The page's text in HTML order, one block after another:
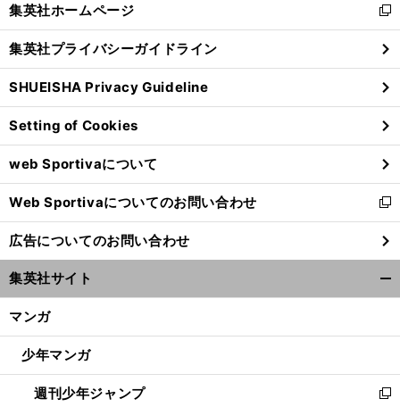
閉
る
集英社ホームページ
新
し
い
ウ
ィ
ン
ド
ウ
で
開
く
集英社プライバシーガイドライン
SHUEISHA Privacy Guideline
Setting of Cookies
web Sportivaについて
Web Sportivaについてのお問い合わせ
新
し
い
ウ
ィ
ン
ウ
開
く
広告についてのお問い合わせ
集英社サイト
マンガ
少年マンガ
週刊少年ジャンプ
新